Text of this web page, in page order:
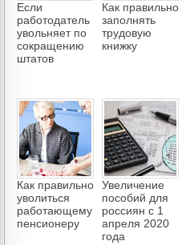
Если
работодатель
увольняет по
сокращению
штатов
Как правильно
заполнять
трудовую
книжку
Как правильно
уволиться
работающему
пенсионеру
Увеличение
пособий для
россиян с 1
апреля 2020
года